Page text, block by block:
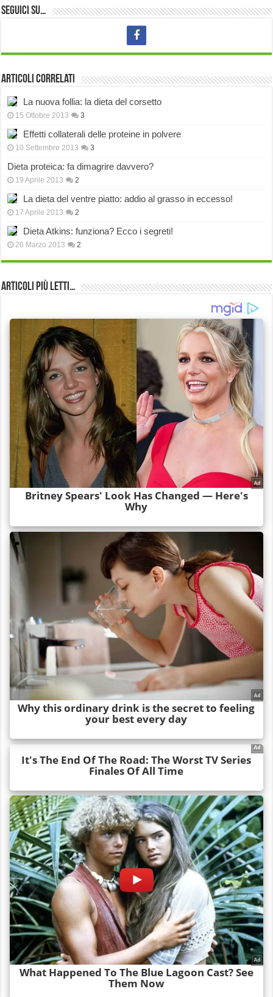
Seguici su…
Articoli correlati
La nuova follia: la dieta del corsetto
15 Ottobre 2013 3
Effetti collaterali delle proteine in polvere
10 Settembre 2013 3
Dieta proteica: fa dimagrire davvero?
19 Aprile 2013 2
La dieta del ventre piatto: addio al grasso in eccesso!
17 Aprile 2013 2
Dieta Atkins: funziona? Ecco i segreti!
26 Marzo 2013 2
Articoli più Letti…